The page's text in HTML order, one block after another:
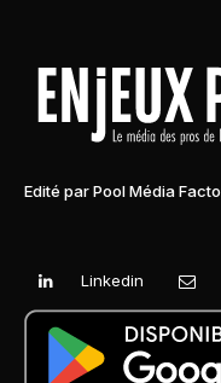
Edité par Pool Média
Linkedin